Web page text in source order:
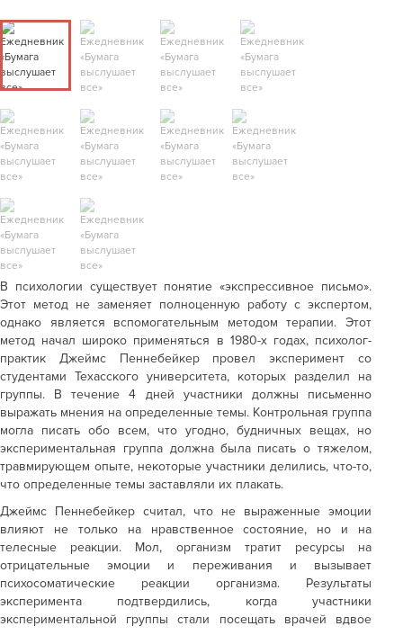
В психологии существует понятие «экспрессивное письмо».
Этот метод не заменяет полноценную работу с экспертом,
однако является вспомогательным методом терапии. Этот
метод начал широко применяться в 1980-х годах, психолог-
практик Джеймс Пеннебейкер провел эксперимент со
студентами Техасского университета, которых разделил на
группы. В течение 4 дней участники должны письменно
выражать мнения на определенные темы. Контрольная группа
могла писать обо всем, что угодно, будничных вещах, но
экспериментальная группа должна была писать о тяжелом,
травмирующем опыте, некоторые участники делились, что-то,
что определенные темы заставляли их плакать.
Джеймс Пеннебейкер считал, что не выраженные эмоции
влияют не только на нравственное состояние, но и на
телесные реакции. Мол, организм тратит ресурсы на
отрицательные эмоции и переживания и вызывает
психосоматические реакции организма. Результаты
эксперимента подтвердились, когда участники
экспериментальной группы стали посещать врачей вдвое